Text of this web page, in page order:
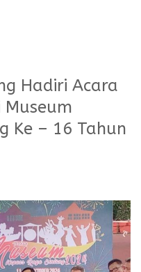
Hadiri Acara
Ke – 16 Tahun